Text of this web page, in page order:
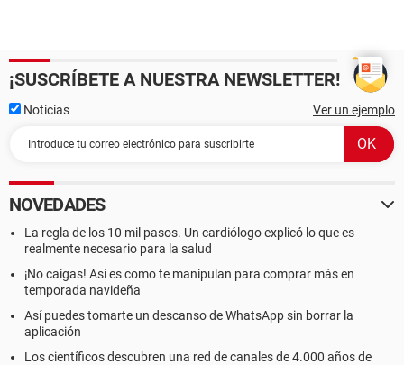
¡SUSCRÍBETE A NUESTRA NEWSLETTER!
Noticias Ver un ejemplo
NOVEDADES
La regla de los 10 mil pasos. Un cardiólogo explicó lo que es
realmente necesario para la salud
¡No caigas! Así es como te manipulan para comprar más en
temporada navideña
Así puedes tomarte un descanso de WhatsApp sin borrar la
aplicación
Los científicos descubren una red de canales de 4.000 años de